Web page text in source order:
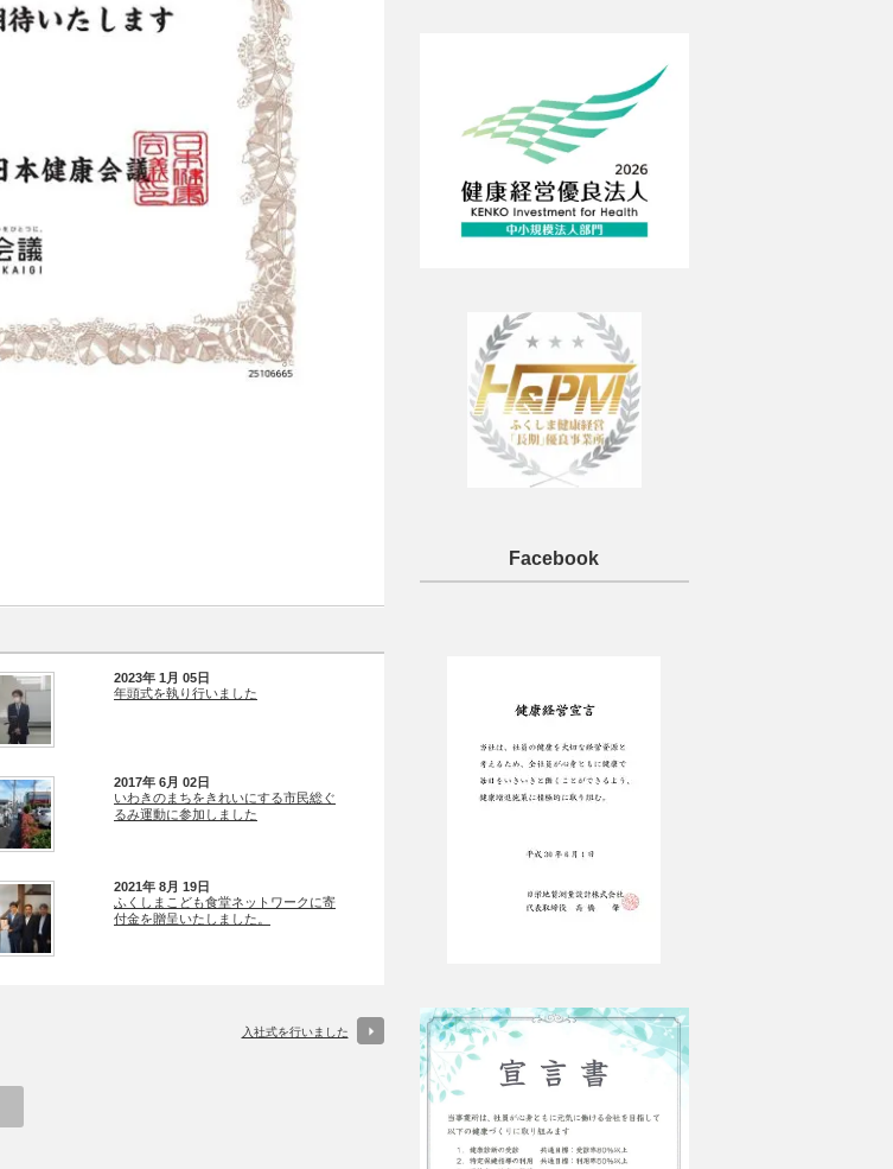
2023年 1月 05日
年頭式を執り行いました
2017年 6月 02日
いわきのまちをきれいにする市民総ぐ
るみ運動に参加しました
2021年 8月 19日
ふくしまこども食堂ネットワークに寄
付金を贈呈いたしました。
入社式を行いました
Facebook